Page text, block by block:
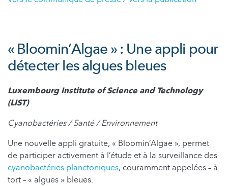
« Bloomin’Algae » : Une appli pour
détecter les algues bleues
Luxembourg Institute of Science and Technology
(LIST)
Cyanobactéries / Santé / Environnement
Une nouvelle appli gratuite, « Bloomin’Algae », permet
de participer activement à l’étude et à la surveillance des
cyanobactéries planctoniques, couramment appelées – à
tort – « algues » bleues.